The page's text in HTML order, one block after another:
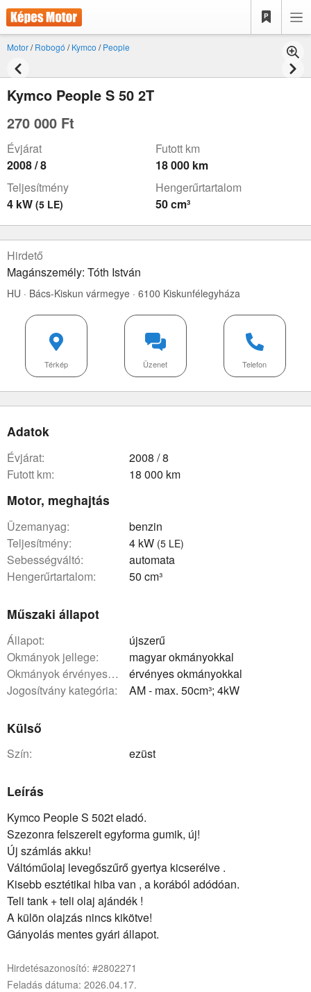
Motor/Robogó /Kymco /People
Kymco People S 50 2T
270 000 Ft
Évjárat
2008 / 8
Futott km
18 000 km
Teljesítmény
4 kW (5 LE)
Hengerűrtartalom
50 cm³
Hirdető
Magánszemély: Tóth István
HU · Bács-Kiskun vármegye · 6100 Kiskunfélegyháza
Telefon
Üzenet
Térkép
Adatok
évjárat:
2008 / 8
futott km:
18 000 km
Motor, meghajtás
üzemanyag:
benzin
teljesítmény:
4 kW (5 LE)
sebességváltó:
automata
hengerűrtartalom:
50 cm³
Műszaki állapot
állapot:
újszerű
okmányok jellege:
magyar okmányokkal
okmányok érvényessége:
érvényes okmányokkal
Jogosítvány kategória:
AM - max. 50cm³; 4kW
Külső
szín: ezüst
Leírás
Kymco People S 502t eladó.
Szezonra felszerelt egyforma gumik, új!
Új számlás akku!
Váltóműolaj levegőszűrő gyertya kicserélve .
Kisebb esztétikai hiba van , a korából adódóan.
Teli tank + teli olaj ajándék !
A külön olajzás nincs kikötve!
Gányolás mentes gyári állapot.
Hirdetésazonosító: #2802271
Feladás dátuma: 2026.04.17.